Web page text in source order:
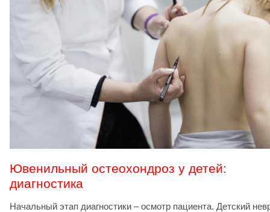
Ювенильный остеохондроз у детей:
диагностика
Начальный этап диагностики – осмотр пациента. Детский